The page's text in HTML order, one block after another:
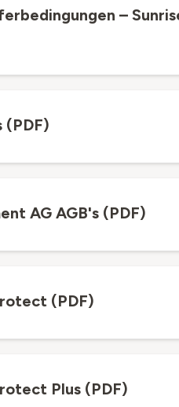
–
(PDF)
AG AGB's (PDF)
(PDF)
Plus (PDF)